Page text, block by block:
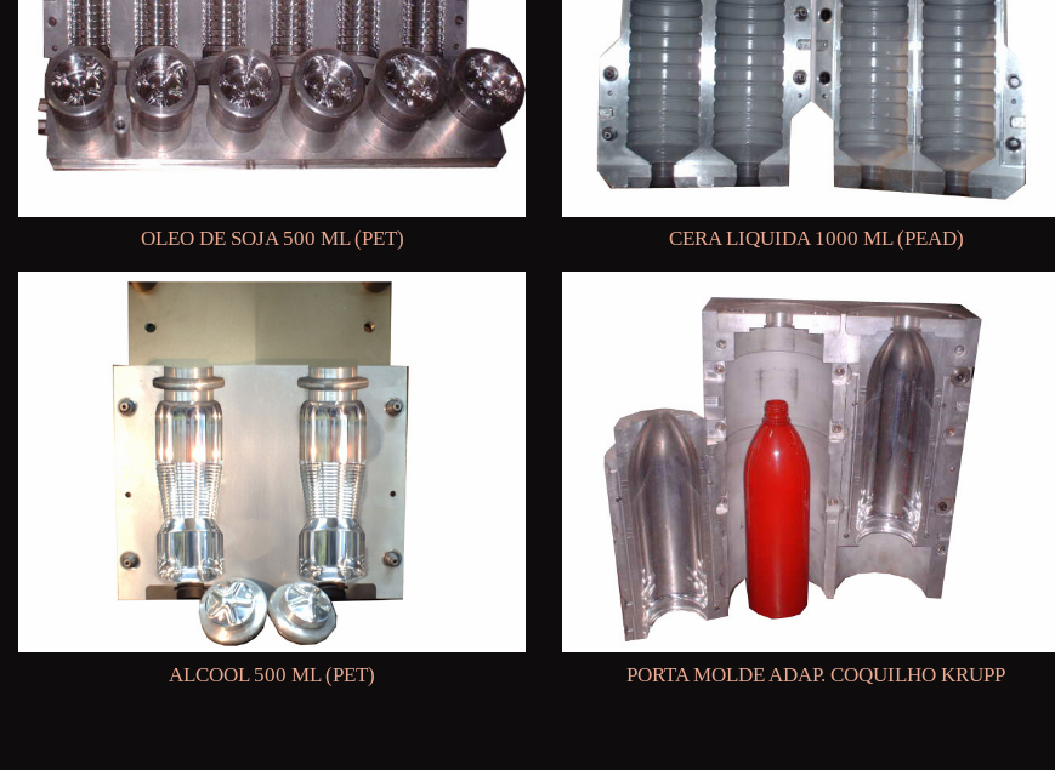
OLEO DE SOJA 500 ML (PET) CERA LIQUIDA 1000 ML (PEAD)
ALCOOL 500 ML (PET) PORTA MOLDE ADAP. COQUILHO KRUPP